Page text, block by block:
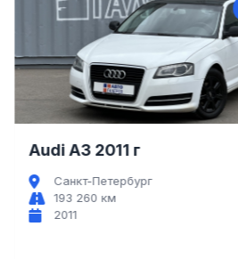
Audi A3
Audi A3 2011 г
Санкт-Петербург
193 260 км
2011